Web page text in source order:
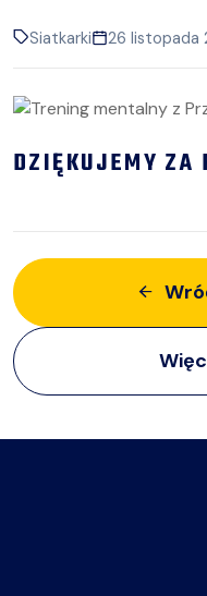
Siatkarki 26 listopada
DZIĘKUJEMY ZA